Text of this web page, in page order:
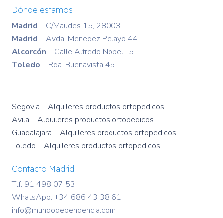
Dónde estamos
Madrid – C/Maudes 15, 28003
Madrid – Avda. Menedez Pelayo 44
Alcorcón – Calle Alfredo Nobel , 5
Toledo – Rda. Buenavista 45
Segovia – Alquileres productos ortopedicos
Avila – Alquileres productos ortopedicos
Guadalajara – Alquileres productos ortopedicos
Toledo – Alquileres productos ortopedicos
Contacto Madrid
Tlf: 91 498 07 53
WhatsApp: +34 686 43 38 61
info@mundodependencia.com